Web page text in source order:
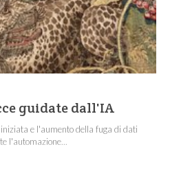
guidate dall'IA
e l'aumento della fuga di dati
l'automazione...